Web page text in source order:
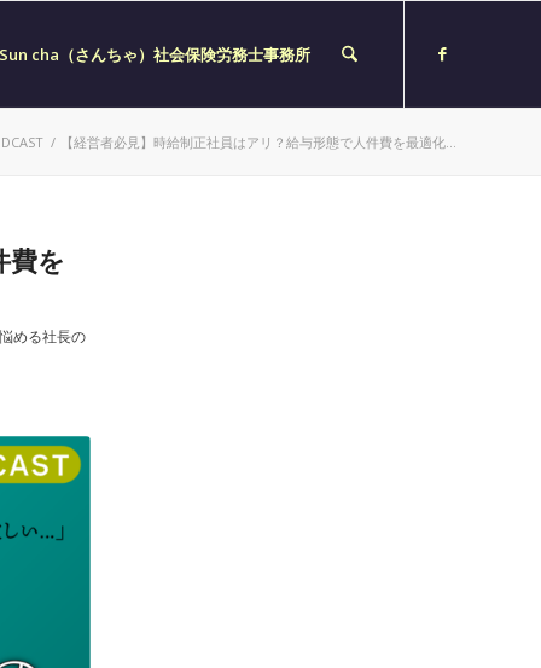
Sun cha（さんちゃ）社会保険労務士事務所
/ 【経営者必見】時給制正社員はアリ？給与形態で人件費を最適化...
費を
める社長の